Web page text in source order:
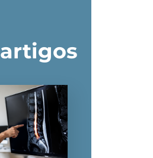
artigos